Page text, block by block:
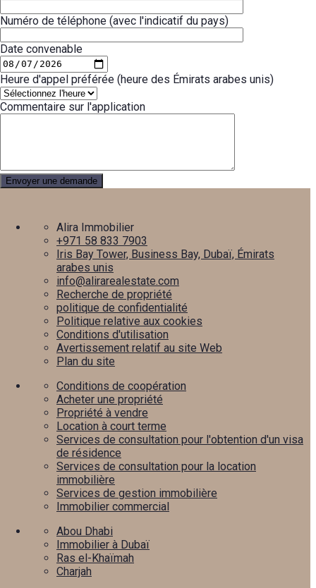
Numéro de téléphone (avec l'indicatif du pays)
Date convenable
Heure d'appel préférée (heure des Émirats arabes unis)
Commentaire sur l'application
Alira Immobilier
+971 58 833 7903
Iris Bay Tower, Business Bay, Dubaï, Émirats
arabes unis
info@alirarealestate.com
Recherche de propriété
politique de confidentialité
Politique relative aux cookies
Conditions d'utilisation
Avertissement relatif au site Web
Plan du site
Conditions de coopération
Acheter une propriété
Propriété à vendre
Location à court terme
Services de consultation pour l'obtention d'un visa
de résidence
Services de consultation pour la location
immobilière
Services de gestion immobilière
Immobilier commercial
Abou Dhabi
Immobilier à Dubaï
Ras el-Khaïmah
Charjah